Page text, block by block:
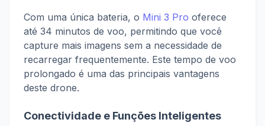
Com uma única bateria, o Mini 3 Pro oferece
até 34 minutos de voo, permitindo que você
capture mais imagens sem a necessidade de
recarregar frequentemente. Este tempo de voo
prolongado é uma das principais vantagens
deste drone.
Conectividade e Funções Inteligentes